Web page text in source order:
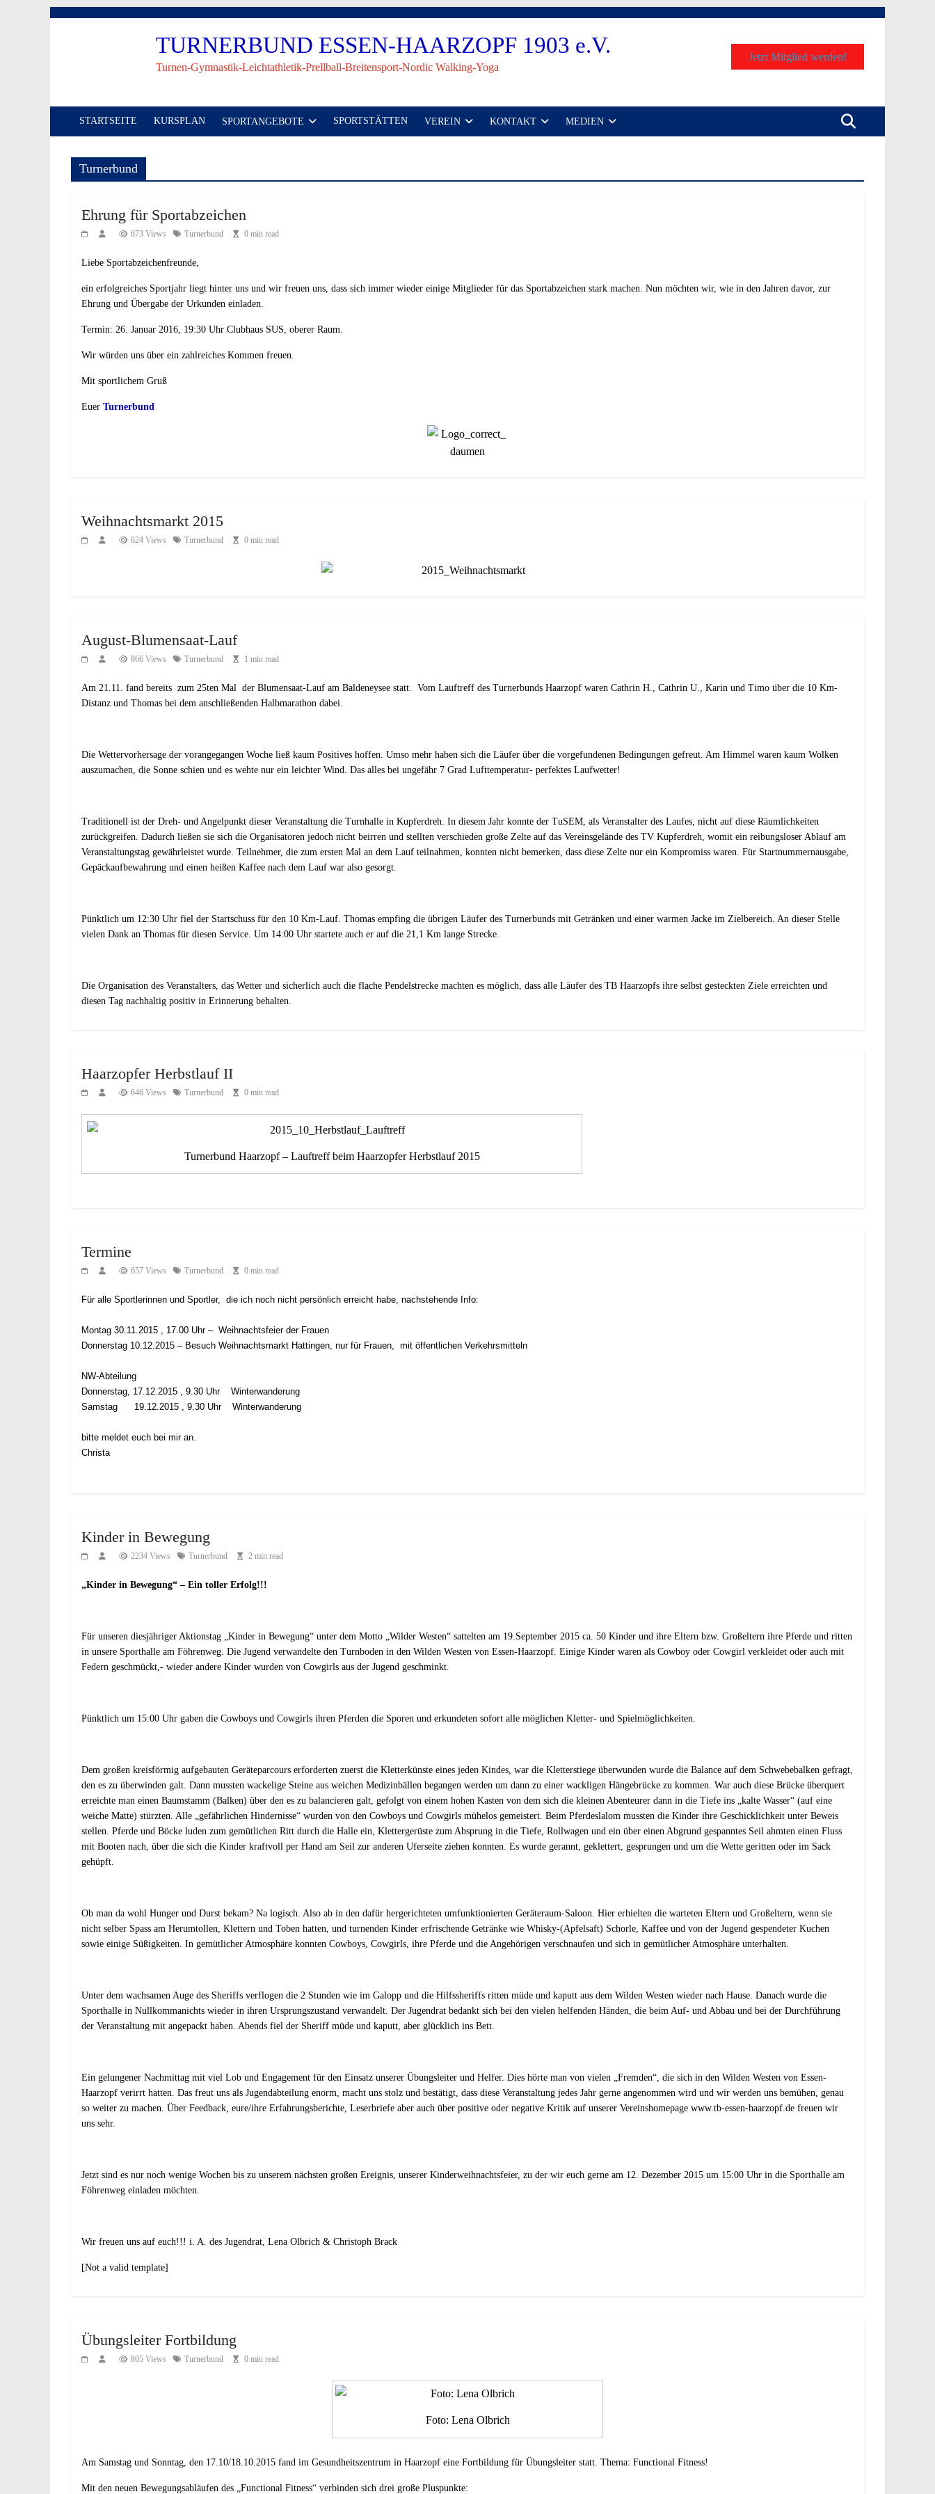
TURNERBUND ESSEN-HAARZOPF 1903 e.V.
Turnen-Gymnastik-Leichtathletik-Prellball-Breitensport-Nordic Walking-Yoga
Jetzt Mitglied werden!
STARTSEITE KURSPLAN SPORTANGEBOTE SPORTSTÄTTEN VEREIN KONTAKT MEDIEN
Turnerbund
Ehrung für Sportabzeichen
673 Views Turnerbund 0 min read
Liebe Sportabzeichenfreunde,
ein erfolgreiches Sportjahr liegt hinter uns und wir freuen uns, dass sich immer wieder einige Mitglieder für das Sportabzeichen stark machen. Nun möchten wir, wie in den Jahren davor, zur
Ehrung und Übergabe der Urkunden einladen.
Termin: 26. Januar 2016, 19:30 Uhr Clubhaus SUS, oberer Raum.
Wir würden uns über ein zahlreiches Kommen freuen.
Mit sportlichem Gruß
Euer Turnerbund
Weihnachtsmarkt 2015
624 Views Turnerbund 0 min read
August-Blumensaat-Lauf
866 Views Turnerbund 1 min read
Am 21.11. fand bereits zum 25ten Mal der Blumensaat-Lauf am Baldeneysee statt. Vom Lauftreff des Turnerbunds Haarzopf waren Cathrin H., Cathrin U., Karin und Timo über die 10 Km-
Distanz und Thomas bei dem anschließenden Halbmarathon dabei.
Die Wettervorhersage der vorangegangen Woche ließ kaum Positives hoffen. Umso mehr haben sich die Läufer über die vorgefundenen Bedingungen gefreut. Am Himmel waren kaum Wolken
auszumachen, die Sonne schien und es wehte nur ein leichter Wind. Das alles bei ungefähr 7 Grad Lufttemperatur- perfektes Laufwetter!
Traditionell ist der Dreh- und Angelpunkt dieser Veranstaltung die Turnhalle in Kupferdreh. In diesem Jahr konnte der TuSEM, als Veranstalter des Laufes, nicht auf diese Räumlichkeiten
zurückgreifen. Dadurch ließen sie sich die Organisatoren jedoch nicht beirren und stellten verschieden große Zelte auf das Vereinsgelände des TV Kupferdreh, womit ein reibungsloser Ablauf am
Veranstaltungstag gewährleistet wurde. Teilnehmer, die zum ersten Mal an dem Lauf teilnahmen, konnten nicht bemerken, dass diese Zelte nur ein Kompromiss waren. Für Startnummernausgabe,
Gepäckaufbewahrung und einen heißen Kaffee nach dem Lauf war also gesorgt.
Pünktlich um 12:30 Uhr fiel der Startschuss für den 10 Km-Lauf. Thomas empfing die übrigen Läufer des Turnerbunds mit Getränken und einer warmen Jacke im Zielbereich. An dieser Stelle
vielen Dank an Thomas für diesen Service. Um 14:00 Uhr startete auch er auf die 21,1 Km lange Strecke.
Die Organisation des Veranstalters, das Wetter und sicherlich auch die flache Pendelstrecke machten es möglich, dass alle Läufer des TB Haarzopfs ihre selbst gesteckten Ziele erreichten und
diesen Tag nachhaltig positiv in Erinnerung behalten.
Haarzopfer Herbstlauf II
646 Views Turnerbund 0 min read
Turnerbund Haarzopf – Lauftreff beim Haarzopfer Herbstlauf 2015
Termine
657 Views Turnerbund 0 min read
Für alle Sportlerinnen und Sportler, die ich noch nicht persönlich erreicht habe, nachstehende Info:
Montag 30.11.2015 , 17.00 Uhr – Weihnachtsfeier der Frauen
Donnerstag 10.12.2015 – Besuch Weihnachtsmarkt Hattingen, nur für Frauen, mit öffentlichen Verkehrsmitteln
NW-Abteilung
Donnerstag, 17.12.2015 , 9.30 Uhr Winterwanderung
Samstag 19.12.2015 , 9.30 Uhr Winterwanderung
bitte meldet euch bei mir an.
Christa
Kinder in Bewegung
2234 Views Turnerbund 2 min read
„Kinder in Bewegung“ – Ein toller Erfolg!!!
Für unseren diesjähriger Aktionstag „Kinder in Bewegung“ unter dem Motto „Wilder Westen“ sattelten am 19.September 2015 ca. 50 Kinder und ihre Eltern bzw. Großeltern ihre Pferde und ritten
in unsere Sporthalle am Föhrenweg. Die Jugend verwandelte den Turnboden in den Wilden Westen von Essen-Haarzopf. Einige Kinder waren als Cowboy oder Cowgirl verkleidet oder auch mit
Federn geschmückt,- wieder andere Kinder wurden von Cowgirls aus der Jugend geschminkt.
Pünktlich um 15:00 Uhr gaben die Cowboys und Cowgirls ihren Pferden die Sporen und erkundeten sofort alle möglichen Kletter- und Spielmöglichkeiten.
Dem großen kreisförmig aufgebauten Geräteparcours erforderten zuerst die Kletterkünste eines jeden Kindes, war die Kletterstiege überwunden wurde die Balance auf dem Schwebebalken gefragt,
den es zu überwinden galt. Dann mussten wackelige Steine aus weichen Medizinbällen begangen werden um dann zu einer wackligen Hängebrücke zu kommen. War auch diese Brücke überquert
erreichte man einen Baumstamm (Balken) über den es zu balancieren galt, gefolgt von einem hohen Kasten von dem sich die kleinen Abenteurer dann in die Tiefe ins „kalte Wasser“ (auf eine
weiche Matte) stürzten. Alle „gefährlichen Hindernisse“ wurden von den Cowboys und Cowgirls mühelos gemeistert. Beim Pferdeslalom mussten die Kinder ihre Geschicklichkeit unter Beweis
stellen. Pferde und Böcke luden zum gemütlichen Ritt durch die Halle ein, Klettergerüste zum Absprung in die Tiefe, Rollwagen und ein über einen Abgrund gespanntes Seil ahmten einen Fluss
mit Booten nach, über die sich die Kinder kraftvoll per Hand am Seil zur anderen Uferseite ziehen konnten. Es wurde gerannt, geklettert, gesprungen und um die Wette geritten oder im Sack
gehüpft.
Ob man da wohl Hunger und Durst bekam? Na logisch. Also ab in den dafür hergerichteten umfunktionierten Geräteraum-Saloon. Hier erhielten die warteten Eltern und Großeltern, wenn sie
nicht selber Spass am Herumtollen, Klettern und Toben hatten, und turnenden Kinder erfrischende Getränke wie Whisky-(Apfelsaft) Schorle, Kaffee und von der Jugend gespendeter Kuchen
sowie einige Süßigkeiten. In gemütlicher Atmosphäre konnten Cowboys, Cowgirls, ihre Pferde und die Angehörigen verschnaufen und sich in gemütlicher Atmosphäre unterhalten.
Unter dem wachsamen Auge des Sheriffs verflogen die 2 Stunden wie im Galopp und die Hilfssheriffs ritten müde und kaputt aus dem Wilden Westen wieder nach Hause. Danach wurde die
Sporthalle in Nullkommanichts wieder in ihren Ursprungszustand verwandelt. Der Jugendrat bedankt sich bei den vielen helfenden Händen, die beim Auf- und Abbau und bei der Durchführung
der Veranstaltung mit angepackt haben. Abends fiel der Sheriff müde und kaputt, aber glücklich ins Bett.
Ein gelungener Nachmittag mit viel Lob und Engagement für den Einsatz unserer Übungsleiter und Helfer. Dies hörte man von vielen „Fremden“, die sich in den Wilden Westen von Essen-
Haarzopf verirrt hatten. Das freut uns als Jugendabteilung enorm, macht uns stolz und bestätigt, dass diese Veranstaltung jedes Jahr gerne angenommen wird und wir werden uns bemühen, genau
so weiter zu machen. Über Feedback, eure/ihre Erfahrungsberichte, Leserbriefe aber auch über positive oder negative Kritik auf unserer Vereinshomepage www.tb-essen-haarzopf.de freuen wir
uns sehr.
Jetzt sind es nur noch wenige Wochen bis zu unserem nächsten großen Ereignis, unserer Kinderweihnachtsfeier, zu der wir euch gerne am 12. Dezember 2015 um 15:00 Uhr in die Sporthalle am
Föhrenweg einladen möchten.
Wir freuen uns auf euch!!! i. A. des Jugendrat, Lena Olbrich & Christoph Brack
[Not a valid template]
Übungsleiter Fortbildung
805 Views Turnerbund 0 min read
Foto: Lena Olbrich
Am Samstag und Sonntag, den 17.10/18.10.2015 fand im Gesundheitszentrum in Haarzopf eine Fortbildung für Übungsleiter statt. Thema: Functional Fitness!
Mit den neuen Bewegungsabläufen des „Functional Fitness“ verbinden sich drei große Pluspunkte: